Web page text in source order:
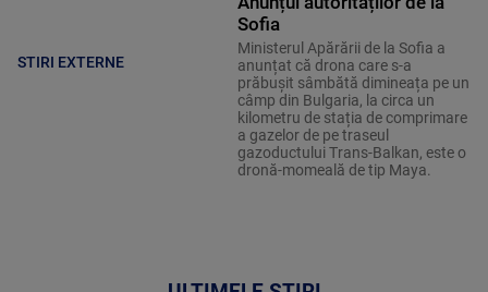
STIRI EXTERNE
Sofia
Ministerul Apărării de la Sofia a
anunțat că drona care s-a
prăbușit sâmbătă dimineața pe un
câmp din Bulgaria, la circa un
kilometru de stația de comprimare
a gazelor de pe traseul
gazoductului Trans-Balkan, este o
dronă-momeală de tip Maya.